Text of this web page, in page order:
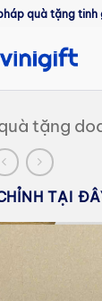
quà tặng tinh
tặng
TẠI